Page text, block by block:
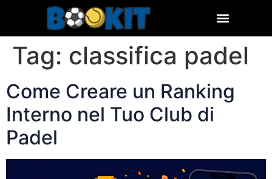
Tag: classifica padel
Come Creare un Ranking
Interno nel Tuo Club di
Padel